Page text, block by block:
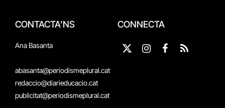
CONTACTA'NS
Ana Basanta
abasanta@periodismeplural.cat
redaccio@diarieducacio.cat
publicitat@periodismeplural.cat
CONNECTA
X
Instagram
Facebook
RSS